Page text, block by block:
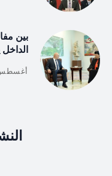
بين
أغسطس 7,